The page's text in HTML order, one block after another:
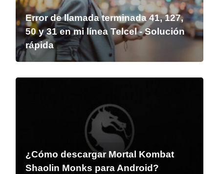
Error de llamada terminada 41, 127,
50 y 31 en mi línea Telcel - Solución
rápida
¿Cómo descargar Mortal Kombat
Shaolin Monks para Android?